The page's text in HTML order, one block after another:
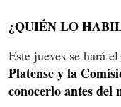
¿QUIÉN LO
Este jueves se hará
Platense y la
conocerlo antes del